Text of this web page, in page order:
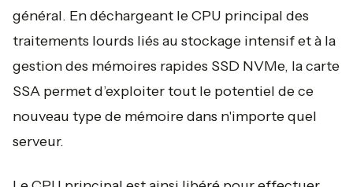
général. En déchargeant le CPU principal des
traitements lourds liés au stockage intensif et à la
gestion des mémoires rapides SSD NVMe, la carte
SSA permet d’exploiter tout le potentiel de ce
nouveau type de mémoire dans n'importe quel
serveur.